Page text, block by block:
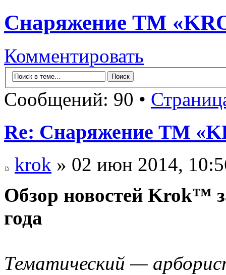
Снаряжение ТМ
Комментировать
Сообщений: 90 •
Re: Снаряжение ТМ
krok » 02 июн 2014,
Обзор новостей Krok™
года
Тематический —